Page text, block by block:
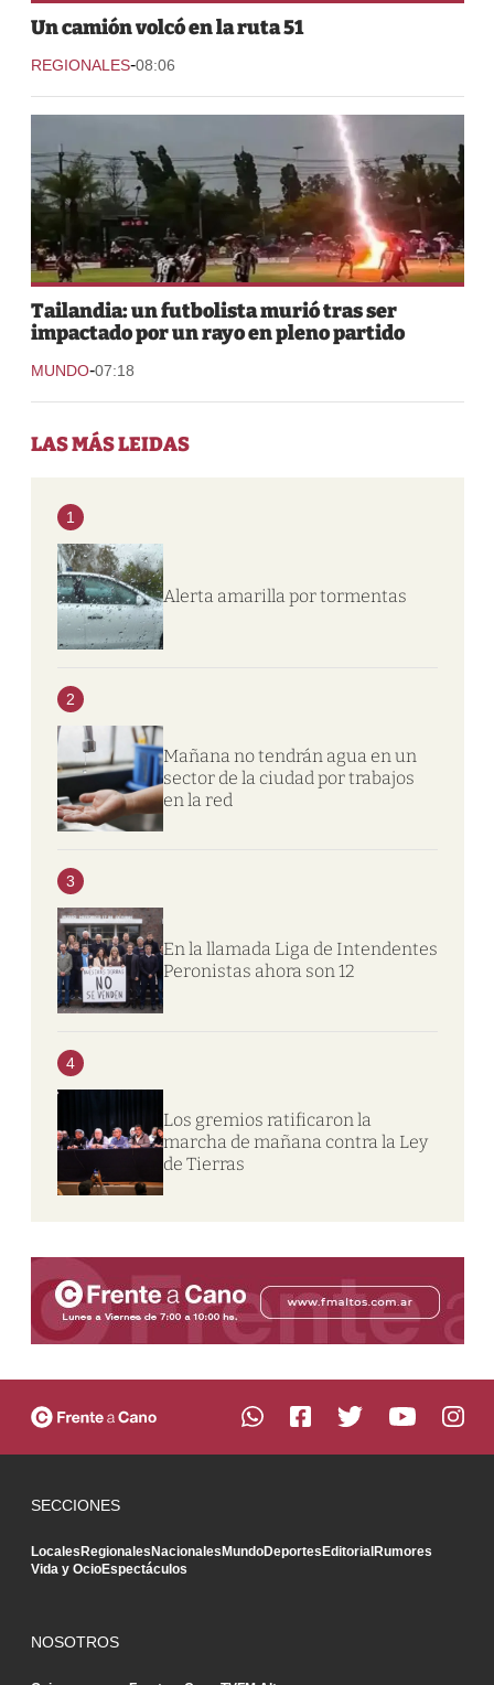
Un camión volcó en la ruta 51
REGIONALES-08:06
Tailandia: un futbolista murió tras ser
impactado por un rayo en pleno partido
MUNDO-07:18
LAS MÁS LEIDAS
1
Alerta amarilla por tormentas
2
Mañana no tendrán agua en un
sector de la ciudad por trabajos
en la red
3
En la llamada Liga de Intendentes
Peronistas ahora son 12
4
Los gremios ratificaron la
marcha de mañana contra la Ley
de Tierras
SECCIONES
LocalesRegionalesNacionalesMundoDeportesEditorialRumores
Vida y OcioEspectáculos
NOSOTROS